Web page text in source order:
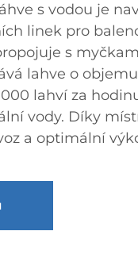
s vodou je
linek pro
s
lahve o
lahví za
vody. Díky
a optimální